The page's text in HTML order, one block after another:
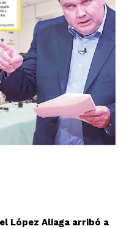
López Aliaga arribó a